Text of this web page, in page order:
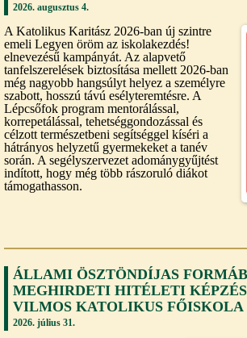
2026. augusztus 4.
A Katolikus Karitász 2026-ban új szintre
emeli Legyen öröm az iskolakezdés!
elnevezésű kampányát. Az alapvető
tanfelszerelések biztosítása mellett 2026-ban
még nagyobb hangsúlyt helyez a személyre
szabott, hosszú távú esélyteremtésre. A
Lépcsőfok program mentorálással,
korrepetálással, tehetséggondozással és
célzott természetbeni segítséggel kíséri a
hátrányos helyzetű gyermekeket a tanév
során. A segélyszervezet adománygyűjtést
indított, hogy még több rászoruló diákot
támogathasson.
ÁLLAMI ÖSZTÖNDÍJAS
MEGHIRDETI HITÉLETI
VILMOS KATOLIKUS FŐISKOLA
2026. július 31.